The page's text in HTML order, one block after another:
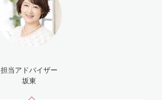
担当アドバイザー
坂東